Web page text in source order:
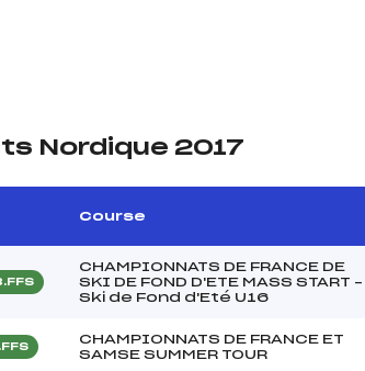
Nordique 2017
Course
CHAMPIONNATS DE FRANCE DE
SKI DE FOND D'ETE MASS START –
Ski de Fond d'Eté U16
CHAMPIONNATS DE FRANCE ET
SAMSE SUMMER TOUR